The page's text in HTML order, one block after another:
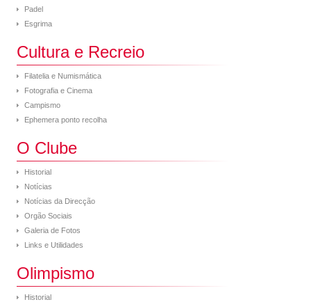
Padel
Esgrima
Cultura e Recreio
Filatelia e Numismática
Fotografia e Cinema
Campismo
Ephemera ponto recolha
O Clube
Historial
Notícias
Notícias da Direcção
Orgão Sociais
Galeria de Fotos
Links e Utilidades
Olimpismo
Historial